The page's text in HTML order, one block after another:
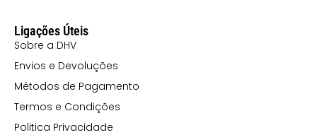
Ligações Úteis
Sobre a DHV
Envios e Devoluções
Métodos de Pagamento
Termos e Condições
Politica Privacidade